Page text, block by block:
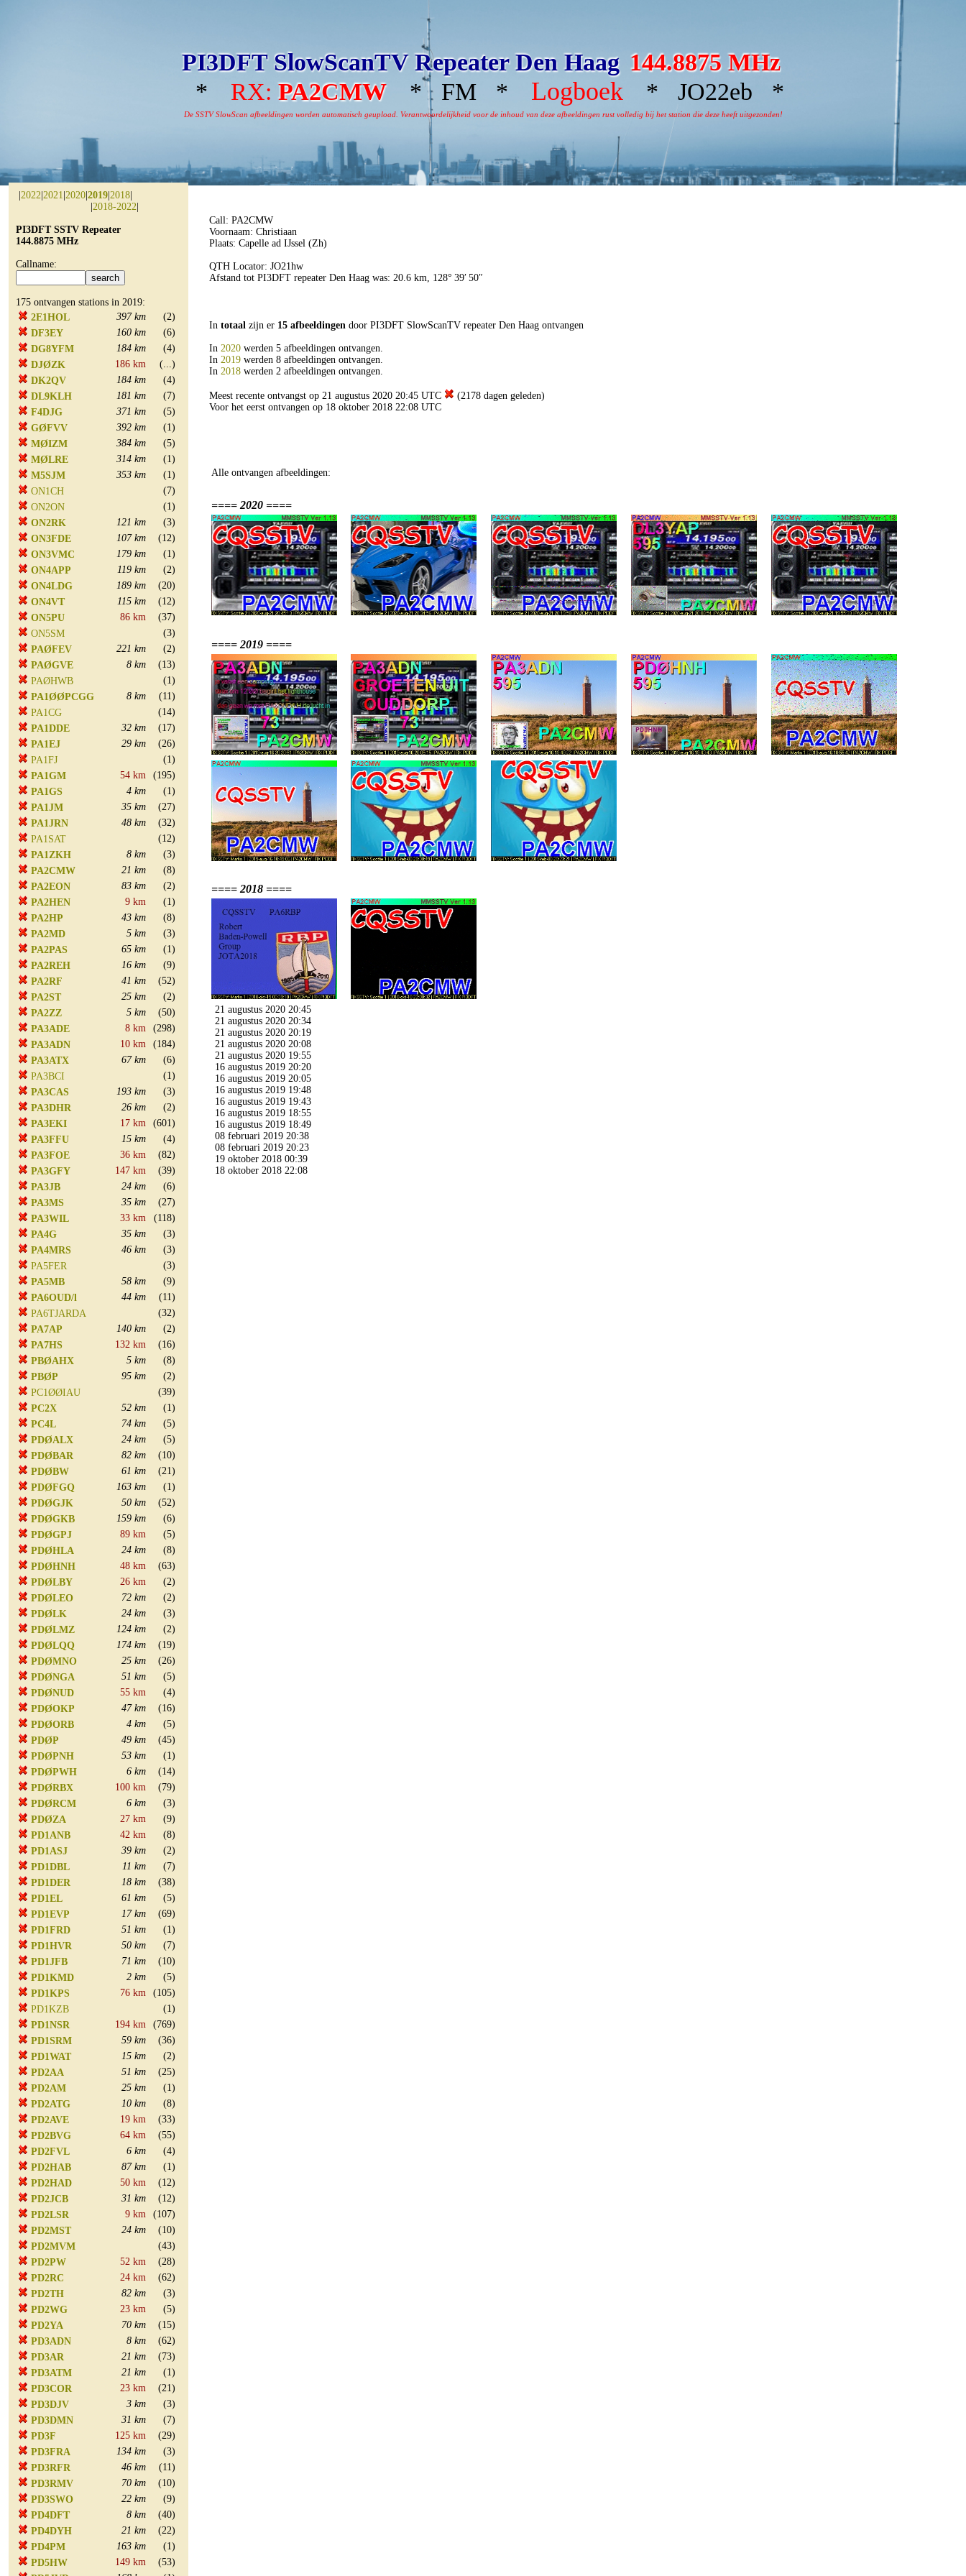
PI3DFT SlowScanTV Repeater Den Haag 144.8875 MHz
*
RX: PA2CMW * FM * Logboek * JO22eb *
De SSTV SlowScan afbeeldingen worden automatisch geupload. Verantwoordelijkheid voor de inhoud van deze afbeeldingen rust volledig bij het station die deze heeft uitgezonden!
2022 2021 2020 2019 2018
2018-2022
PI3DFT SSTV Repeater
144.8875 MHz
Callname:
175 ontvangen stations in 2019:
2E1HOL
397 km
(2)
DF3EY
160 km
(6)
DG8YFM
184 km
(4)
DJØZK
186 km
(...)
DK2QV
184 km
(4)
DL9KLH
181 km
(7)
F4DJG
371 km
(5)
GØFVV
392 km
(1)
MØIZM
384 km
(5)
MØLRE
314 km
(1)
M5SJM
353 km
(1)
ON1CH
(7)
ON2ON
(1)
ON2RK
121 km
(3)
ON3FDE
107 km
(12)
ON3VMC
179 km
(1)
ON4APP
119 km
(2)
ON4LDG
189 km
(20)
ON4VT
115 km
(12)
ON5PU
86 km
(37)
ON5SM
(3)
PAØFEV
221 km
(2)
PAØGVE
8 km
(13)
PAØHWB
(1)
PA1ØØPCGG
8 km
(11)
PA1CG
(14)
PA1DDE
32 km
(17)
PA1EJ
29 km
(26)
PA1FJ
(1)
PA1GM
54 km
(195)
PA1GS
4 km
(1)
PA1JM
35 km
(27)
PA1JRN
48 km
(32)
PA1SAT
(12)
PA1ZKH
8 km
(3)
PA2CMW
21 km
(8)
PA2EON
83 km
(2)
PA2HEN
9 km
(1)
PA2HP
43 km
(8)
PA2MD
5 km
(3)
PA2PAS
65 km
(1)
PA2REH
16 km
(9)
PA2RF
41 km
(52)
PA2ST
25 km
(2)
PA2ZZ
5 km
(50)
PA3ADE
8 km
(298)
PA3ADN
10 km
(184)
PA3ATX
67 km
(6)
PA3BCI
(1)
PA3CAS
193 km
(3)
PA3DHR
26 km
(2)
PA3EKI
17 km
(601)
PA3FFU
15 km
(4)
PA3FOE
36 km
(82)
PA3GFY
147 km
(39)
PA3JB
24 km
(6)
PA3MS
35 km
(27)
PA3WIL
33 km
(118)
PA4G
35 km
(3)
PA4MRS
46 km
(3)
PA5FER
(3)
PA5MB
58 km
(9)
PA6OUD/l
44 km
(11)
PA6TJARDA
(32)
PA7AP
140 km
(2)
PA7HS
132 km
(16)
PBØAHX
5 km
(8)
PBØP
95 km
(2)
PC1ØØIAU
(39)
PC2X
52 km
(1)
PC4L
74 km
(5)
PDØALX
24 km
(5)
PDØBAR
82 km
(10)
PDØBW
61 km
(21)
PDØFGQ
163 km
(1)
PDØGJK
50 km
(52)
PDØGKB
159 km
(6)
PDØGPJ
89 km
(5)
PDØHLA
24 km
(8)
PDØHNH
48 km
(63)
PDØLBY
26 km
(2)
PDØLEO
72 km
(2)
PDØLK
24 km
(3)
PDØLMZ
124 km
(2)
PDØLQQ
174 km
(19)
PDØMNO
25 km
(26)
PDØNGA
51 km
(5)
PDØNUD
55 km
(4)
PDØOKP
47 km
(16)
PDØORB
4 km
(5)
PDØP
49 km
(45)
PDØPNH
53 km
(1)
PDØPWH
6 km
(14)
PDØRBX
100 km
(79)
PDØRCM
6 km
(3)
PDØZA
27 km
(9)
PD1ANB
42 km
(8)
PD1ASJ
39 km
(2)
PD1DBL
11 km
(7)
PD1DER
18 km
(38)
PD1EL
61 km
(5)
PD1EVP
17 km
(69)
PD1FRD
51 km
(1)
PD1HVR
50 km
(7)
PD1JFB
71 km
(10)
PD1KMD
2 km
(5)
PD1KPS
76 km
(105)
PD1KZB
(1)
PD1NSR
194 km
(769)
PD1SRM
59 km
(36)
PD1WAT
15 km
(2)
PD2AA
51 km
(25)
PD2AM
25 km
(1)
PD2ATG
10 km
(8)
PD2AVE
19 km
(33)
PD2BVG
64 km
(55)
PD2FVL
6 km
(4)
PD2HAB
87 km
(1)
PD2HAD
50 km
(12)
PD2JCB
31 km
(12)
PD2LSR
9 km
(107)
PD2MST
24 km
(10)
PD2MVM
(43)
PD2PW
52 km
(28)
PD2RC
24 km
(62)
PD2TH
82 km
(3)
PD2WG
23 km
(5)
PD2YA
70 km
(15)
PD3ADN
8 km
(62)
PD3AR
21 km
(73)
PD3ATM
21 km
(1)
PD3COR
23 km
(21)
PD3DJV
3 km
(3)
PD3DMN
31 km
(7)
PD3F
125 km
(29)
PD3FRA
134 km
(3)
PD3RFR
46 km
(11)
PD3RMV
70 km
(10)
PD3SWO
22 km
(9)
PD4DFT
8 km
(40)
PD4DYH
21 km
(22)
PD4PM
163 km
(1)
PD5HW
149 km
(53)
Call: PA2CMW
Voornaam: Christiaan
Plaats: Capelle ad IJssel (Zh)
QTH Locator: JO21hw
Afstand tot PI3DFT repeater Den Haag was: 20.6 km, 128° 39′ 50″
In totaal zijn er 15 afbeeldingen door PI3DFT SlowScanTV repeater Den Haag ontvangen
In 2020 werden 5 afbeeldingen ontvangen.
In 2019 werden 8 afbeeldingen ontvangen.
In 2018 werden 2 afbeeldingen ontvangen.
Meest recente ontvangst op 21 augustus 2020 20:45 UTC
(2178 dagen geleden)
Voor het eerst ontvangen op 18 oktober 2018 22:08 UTC
Alle ontvangen afbeeldingen:
==== 2020 ====
==== 2019 ====
==== 2018 ====
21 augustus 2020 20:45
21 augustus 2020 20:34
21 augustus 2020 20:19
21 augustus 2020 20:08
21 augustus 2020 19:55
16 augustus 2019 20:20
16 augustus 2019 20:05
16 augustus 2019 19:48
16 augustus 2019 19:43
16 augustus 2019 18:55
16 augustus 2019 18:49
08 februari 2019 20:38
08 februari 2019 20:23
19 oktober 2018 00:39
18 oktober 2018 22:08